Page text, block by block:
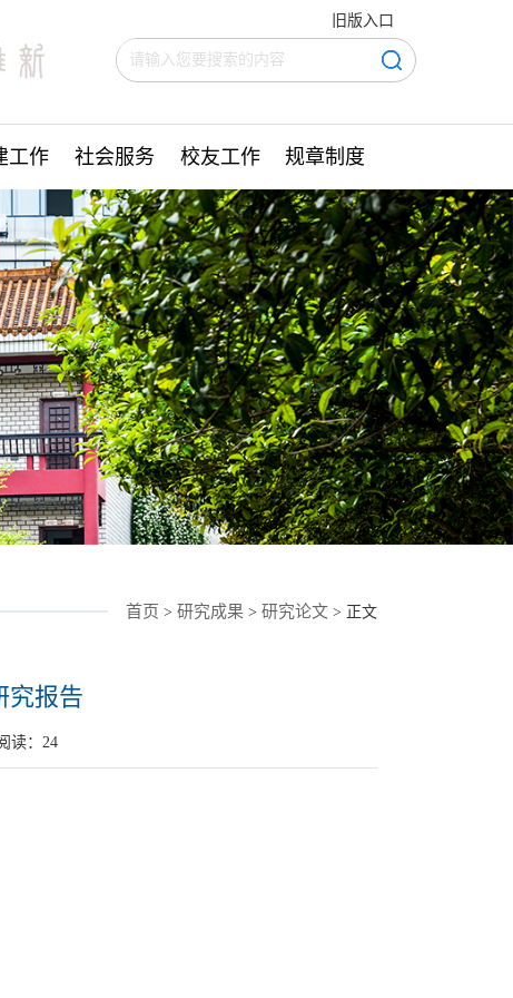
旧版入口
工作 社会服务 校友工作 规章制度
首页 > 研究成果 > 研究论文> 正文
究报告
读： 24